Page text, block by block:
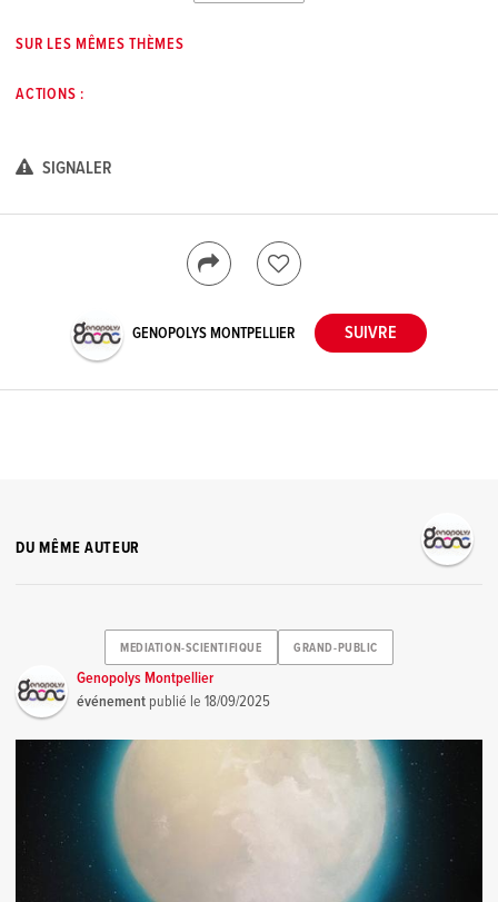
SUR LES MÊMES THÈMES
ACTIONS :
SIGNALER
GENOPOLYS MONTPELLIER
DU MÊME AUTEUR
MEDIATION-SCIENTIFIQUE GRAND-PUBLIC
Genopolys Montpellier
événement publié le18/09/2025